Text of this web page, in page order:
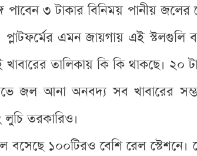
পাবেন ৩ টাকার বিনিময় পানীয়
এমন জায়গায় এই স্টলগুলি
তালিকায় কি কি থাকছে। ২০
জল আনা অনবদ্য সব খাবারের
তরকারিও।
১০০টিরও বেশি রেল স্টেশনে।